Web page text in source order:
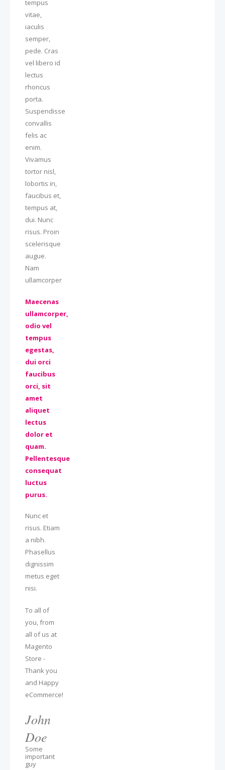
tempus
vitae,
iaculis
semper,
pede. Cras
vel libero id
lectus
rhoncus
porta.
Suspendisse
convallis
felis ac
enim.
Vivamus
tortor nisl,
lobortis in,
faucibus et,
tempus at,
dui. Nunc
risus. Proin
scelerisque
augue.
Nam
ullamcorper
Maecenas
ullamcorper,
odio vel
tempus
egestas,
dui orci
faucibus
orci, sit
amet
aliquet
lectus
dolor et
quam.
Pellentesque
consequat
luctus
purus.
Nunc et
risus. Etiam
a nibh.
Phasellus
dignissim
metus eget
nisi.
To all of
you, from
all of us at
Magento
Store -
Thank you
and Happy
eCommerce!
John
Doe
Some
important
guy